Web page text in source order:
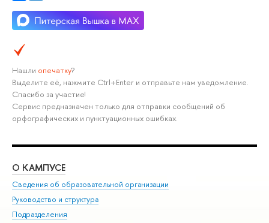
Нашли опечатку?
Выделите её, нажмите Ctrl+Enter и отправьте нам уведомление.
Спасибо за участие!
Сервис предназначен только для отправки сообщений об
орфографических и пунктуационных ошибках.
О КАМПУСЕ
Сведения об образовательной организации
Руководство и структура
Подразделения